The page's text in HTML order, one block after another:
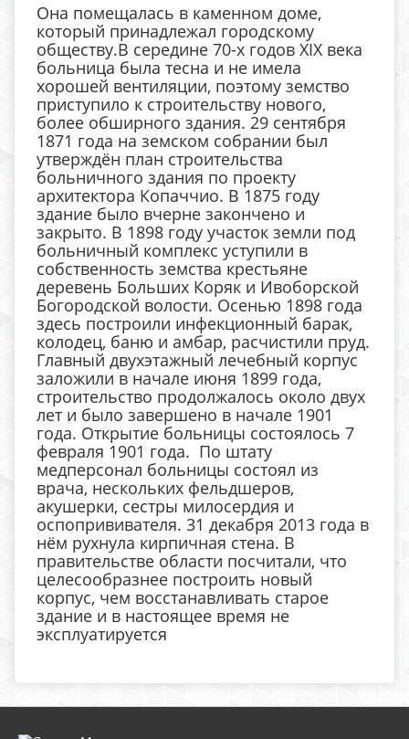
Она помещалась в каменном доме,
который принадлежал городскому
обществу.В середине 70-х годов XIX века
больница была тесна и не имела
хорошей вентиляции, поэтому земство
приступило к строительству нового,
более обширного здания. 29 сентября
1871 года на земском собрании был
утверждён план строительства
больничного здания по проекту
архитектора Копаччио. В 1875 году
здание было вчерне закончено и
закрыто. В 1898 году участок земли под
больничный комплекс уступили в
собственность земства крестьяне
деревень Больших Коряк и Ивоборской
Богородской волости. Осенью 1898 года
здесь построили инфекционный барак,
колодец, баню и амбар, расчистили пруд.
Главный двухэтажный лечебный корпус
заложили в начале июня 1899 года,
строительство продолжалось около двух
лет и было завершено в начале 1901
года. Открытие больницы состоялось 7
февраля 1901 года. По штату
медперсонал больницы состоял из
врача, нескольких фельдшеров,
акушерки, сестры милосердия и
оспопрививателя. 31 декабря 2013 года в
нём рухнула кирпичная стена. В
правительстве области посчитали, что
целесообразнее построить новый
корпус, чем восстанавливать старое
здание и в настоящее время не
эксплуатируется